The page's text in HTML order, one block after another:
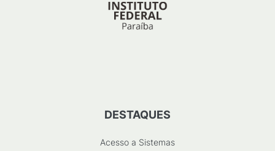
DESTAQUES
Acesso a Sistemas